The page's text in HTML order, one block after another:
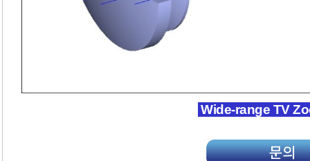
Wide-range TV